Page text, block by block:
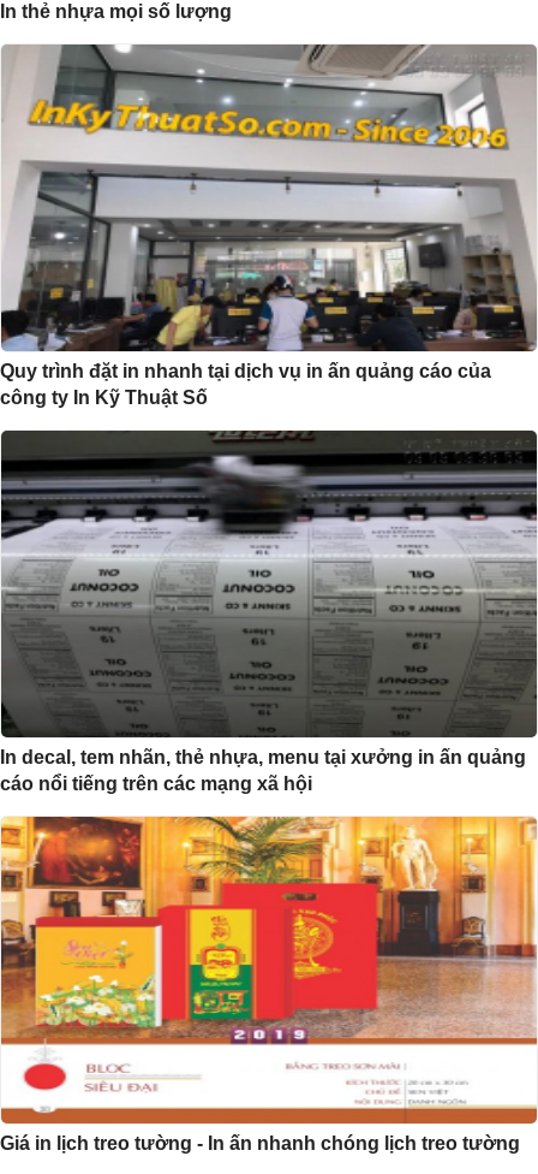
In thẻ nhựa mọi số lượng
Quy trình đặt in nhanh tại dịch vụ in ấn quảng cáo của
công ty In Kỹ Thuật Số
In decal, tem nhãn, thẻ nhựa, menu tại xưởng in ấn quảng
cáo nổi tiếng trên các mạng xã hội
Giá in lịch treo tường - In ấn nhanh chóng lịch treo tường